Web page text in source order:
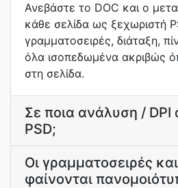
Ανεβάστε το DOC και ο
κάθε σελίδα ως ξεχωριστή
γραμματοσειρές, διάταξη,
όλα ισοπεδωμένα ακριβώς
στη σελίδα.
Σε ποια ανάλυση / DPI
PSD;
Οι γραμματοσειρές
φαίνονται